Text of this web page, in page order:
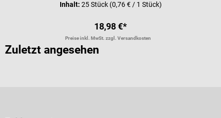
Inhalt: 25 Stück (0,76 € / 1 Stück)
18,98 €*
Preise inkl. MwSt. zzgl. Versandkosten
Zuletzt angesehen